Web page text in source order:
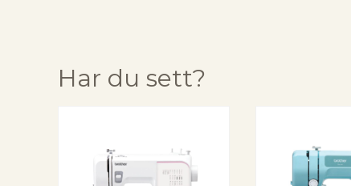
Har du sett?